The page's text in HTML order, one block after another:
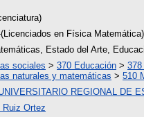
en Física
Estado del Arte,
sociales > 370 Educación >
naturales y matemáticas > 510
REGIONAL DE
Ruiz Ortez